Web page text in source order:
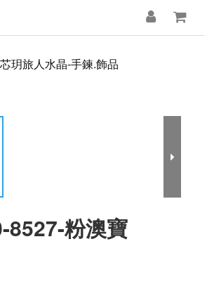
玥旅人水晶-手鍊.飾品
8527-粉澳寶